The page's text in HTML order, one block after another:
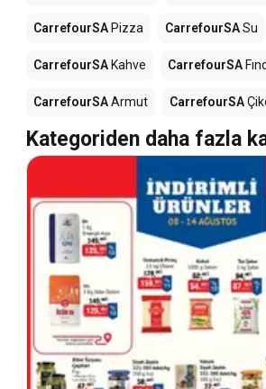
CarrefourSA Pizza CarrefourSASu
CarrefourSA Kahve CarrefourSA
CarrefourSAArmut CarrefourSA
Kategoriden daha fazla